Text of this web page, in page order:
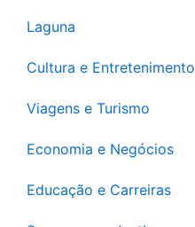
Laguna
Cultura e Entretenimento
Viagens e Turismo
Economia e Negócios
Educação e Carreiras